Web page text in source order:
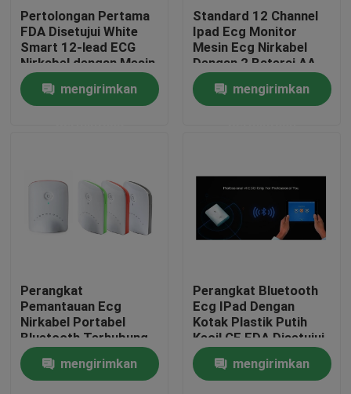
Produk
Tur Pabrik
Kontrol kualitas
Pertolongan Pertama
FDA Disetujui White
Smart 12-lead ECG
Nirkabel dengan Mesin
iPad ECG
mengirimkan
Standard 12 Channel
Ipad Ecg Monitor
Mesin Ecg Nirkabel
Dengan 2 Baterai AA
mengirimkan
Perangkat
Pemantauan Ecg
Nirkabel Portabel
Bluetooth Terhubung
Untuk IOS Dengan
Tiga Warna Kotak
Cerdas
mengirimkan
Perangkat Bluetooth
Ecg IPad Dengan
Kotak Plastik Putih
Kecil CE FDA Disetujui
mengirimkan